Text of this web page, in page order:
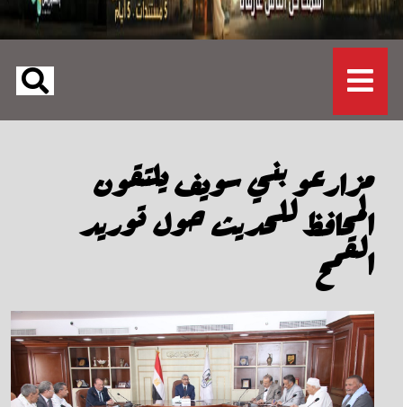
مزارعو بني سويف يلتقون
المحافظ للحديث حول توريد
القمح